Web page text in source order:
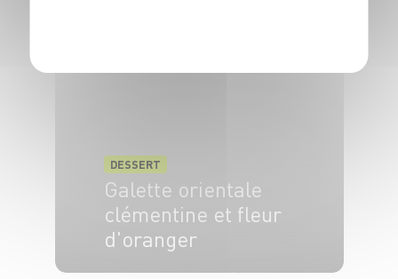
DESSERT
Galette orientale
clémentine et fleur
d'oranger